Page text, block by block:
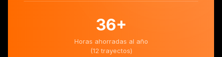
36+
Horas ahorradas al año
(12 trayectos)